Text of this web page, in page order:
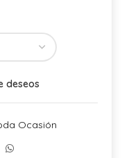
deseos
Ocasión